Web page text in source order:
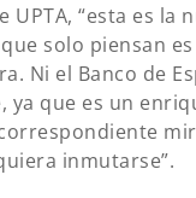
UPTA, “esta es
solo piensan
Ni el Banco de
ya que es un
inmutarse”.